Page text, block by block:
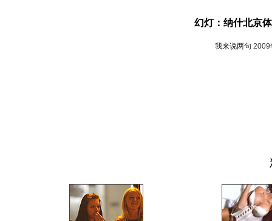
幻灯：纳什北京
我来说两句 2009